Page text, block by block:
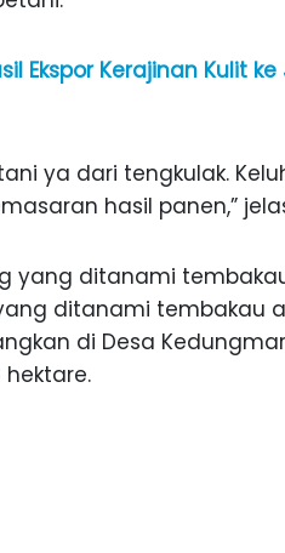
Ekspor Kerajinan Kulit
ya dari tengkulak.
hasil panen,”
yang ditanami
ditanami tembakau
di Desa